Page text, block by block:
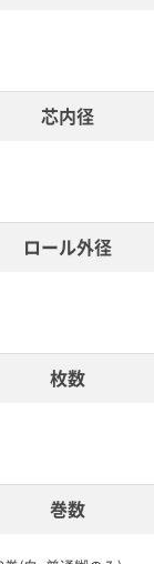
芯内径
ロール外径
枚数
巻数